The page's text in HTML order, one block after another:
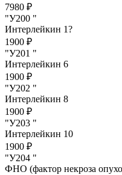
7980 ₽
"У200 "
Интерлейкин 1?
1900 ₽
"У201 "
Интерлейкин 6
1900 ₽
"У202 "
Интерлейкин 8
1900 ₽
"У203 "
Интерлейкин 10
1900 ₽
"У204 "
ФНО (фактор некроза